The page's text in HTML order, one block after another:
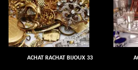
ACHAT RACHAT BIJOUX 33